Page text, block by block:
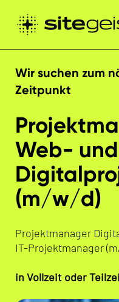
Wir suchen zum
Zeitpunkt
Web- und
(m/w/d)
Projektmanager
IT-Projektmanager
in Vollzeit oder